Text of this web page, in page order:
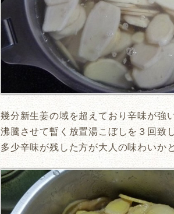
幾分新生姜の域を超えており辛味が強
沸騰させて暫く放置湯こぼしを３回致
多少辛味が残した方が大人の味わいか